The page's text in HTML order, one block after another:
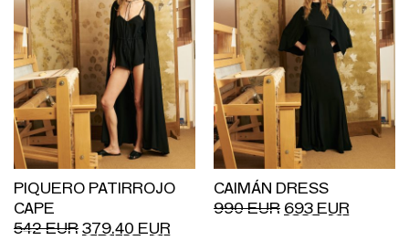
PIQUERO PATIRROJO
CAPE
542EUR379.40 EUR
CAIMÁN DRESS
990EUR 693 EUR